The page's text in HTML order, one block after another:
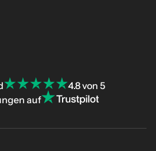
4.8 von 5
auf